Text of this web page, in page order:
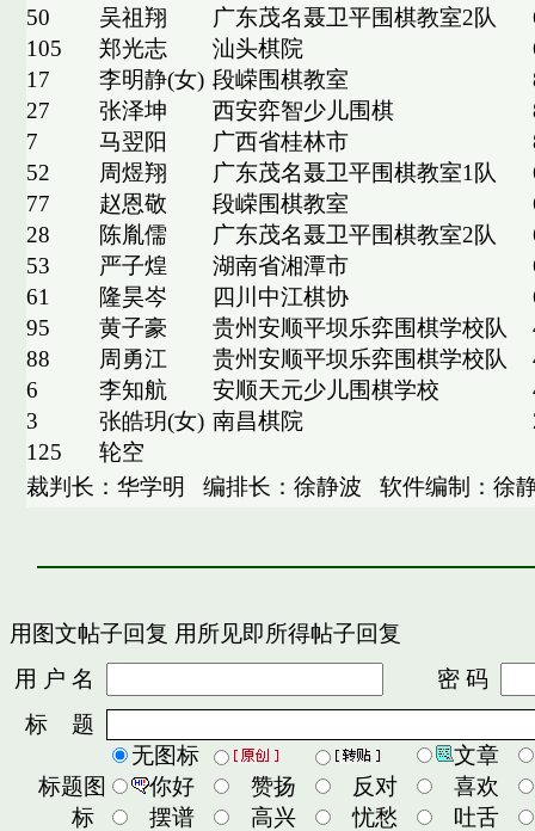
50 吴祖翔 广东茂名聂卫平围棋教室2队
105
郑光志 汕头棋院
17
李明静(女) 段嵘围棋教室
27
张泽坤 西安弈智少儿围棋
7
马翌阳 广西省桂林市
52
周煜翔 广东茂名聂卫平围棋教室1队
77
赵恩敬 段嵘围棋教室
28
陈胤儒 广东茂名聂卫平围棋教室2队
53
严子煌 湖南省湘潭市
61
隆昊岑 四川中江棋协
95
黄子豪 贵州安顺平坝乐弈围棋学校队
88
周勇江 贵州安顺平坝乐弈围棋学校队
6
李知航 安顺天元少儿围棋学校
3
张皓玥(女) 南昌棋院
125
轮空
裁判长：华学明
编排长：徐静波 软件编制：徐
用图文帖子回复 用所见即所得帖子回复
用 户 名
密 码
标 题
标题图
标
无图标
文章
你好
赞扬 反对
喜欢
摆谱
高兴 忧愁
吐舌